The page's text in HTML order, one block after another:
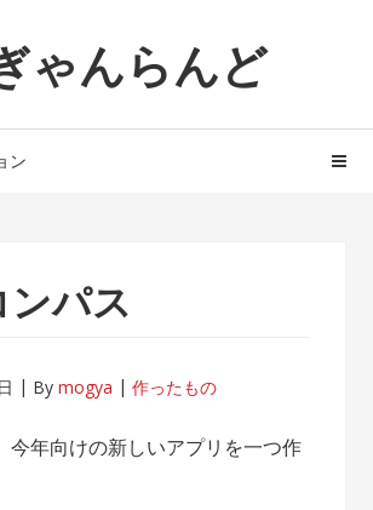
ゃんらんど
ン
パス
Bymogya 作ったもの
今年向けの新しいアプリを一つ作